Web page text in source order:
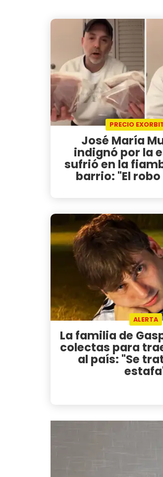
PRECIO
José María
indignó por la
sufrió en la
barrio: "El
ALERTA
La familia de
colectas para
al país: "Se